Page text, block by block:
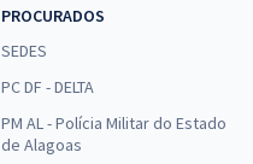
PROCURADOS
SEDES
PC DF - DELTA
PM AL - Polícia Militar do Estado
de Alagoas